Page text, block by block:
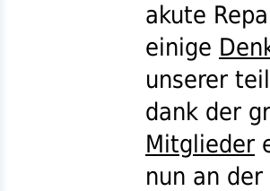
akute
einige
unserer
dank der
Mitglieder
nun an